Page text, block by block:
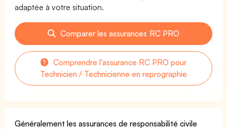
adaptée à votre situation.
Comparer les assurances RC PRO
Comprendre l'assurance RC PRO pour
Technicien / Technicienne en reprographie
Généralement les assurances de responsabilité civile